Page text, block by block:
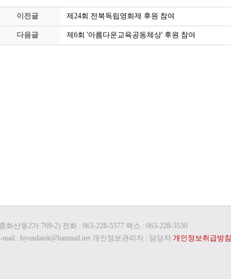
이전글 제24회 전북독립영화제 후원 참여
다음글 제6회 '아름다운교육공동체상' 후원 참여
산동2가 769-2) 전화 : 063-228-5577 팩스 : 063-228-5530
: hyundaiok@hanmail.net 개인정보관리자 : 담당자 개인정보취급방침